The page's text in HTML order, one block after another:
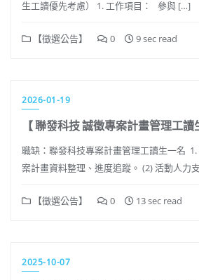
生工讀優先考慮） 1. 工作項目： 參與 […]
【徵選公告】 0 9 sec read
2026-01-19
【 聯發科技 誠徵專案計畫管理工讀
職缺：聯發科技專案計畫管理工讀生一名
案計畫資料整理、進度追蹤。 (2) 活動人力
【徵選公告】 0 13 sec read
2025-10-07